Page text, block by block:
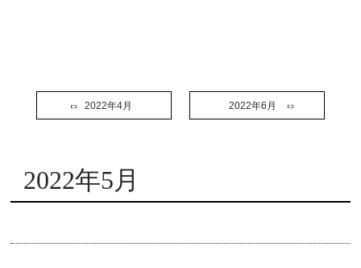
2022年4月 2022年6月
2022年5月